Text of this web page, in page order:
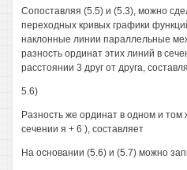
Сопоставляя (5.5) и (5.3), можно
переходных кривых графики
наклонные линии параллельные
разность ординат этих линий в
расстоянии 3 друг от друга,
5.6)
Разность же ординат в одном и
сечении я + 6 ), составляет
На основании (5.6) и (5.7) можно